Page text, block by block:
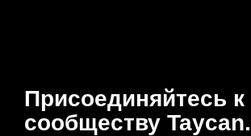
Присоединяйтесь к
сообществу Taycan.